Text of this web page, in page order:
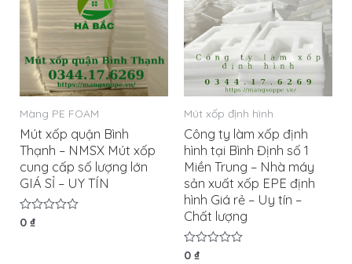
Màng PE FOAM
Mút xốp quận Bình
Thạnh – NMSX Mút xốp
cung cấp số lượng lớn
GIÁ SỈ – UY TÍN
Được
0₫
Mút xốp định hình
Công ty làm xốp định
hình tại Bình Định số 1
Miền Trung – Nhà máy
sản xuất xốp EPE định
hình Giá rẻ – Uy tín –
Chất lượng
Được
0 ₫